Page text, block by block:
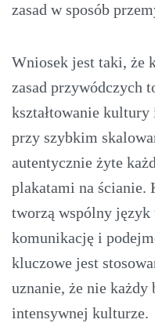
zasad w sposób
Wniosek jest taki, że
zasad przywódczych
kształtowanie
przy szybkim
autentycznie żyte
plakatami na ścianie.
tworzą wspólny
komunikację i
kluczowe jest
uznanie, że nie każdy
intensywnej kulturze.